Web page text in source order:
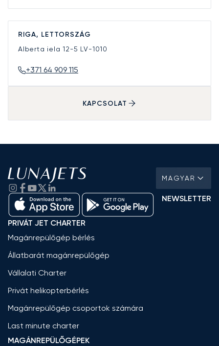
RIGA, LETTORSZÁG
Alberta iela 12-5 LV-1010
+371 64 909 115
KAPCSOLAT
MAGYAR
NEWSLETTER
PRIVÁT JET CHARTER
Magánrepülőgép bérlés
Állatbarát magánrepülőgép
Vállalati Charter
Privát helikopterbérlés
Magánrepülőgép csoportok számára
Last minute charter
MAGÁNREPÜLŐGÉPEK